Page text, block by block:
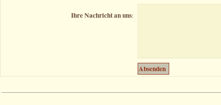
Ihre Nachricht an uns: